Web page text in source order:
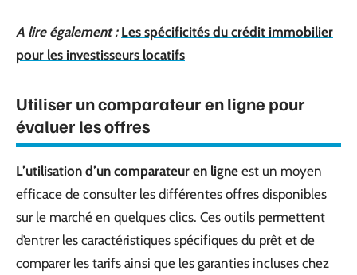
A lire également : Les spécificités du crédit immobilier
pour les investisseurs locatifs
Utiliser un comparateur en ligne pour
évaluer les offres
L’utilisation d’un comparateur en ligne est un moyen
efficace de consulter les différentes offres disponibles
sur le marché en quelques clics. Ces outils permettent
d’entrer les caractéristiques spécifiques du prêt et de
comparer les tarifs ainsi que les garanties incluses chez